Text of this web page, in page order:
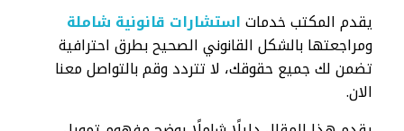
يقدم المكتب خدماتاستشارات قانونية شاملة
ومراجعتها بالشكل القانوني الصحيح بطرق احترافية
تضمن لك جميع حقوقك، لا تتردد وقم بالتواصل معنا
الان.